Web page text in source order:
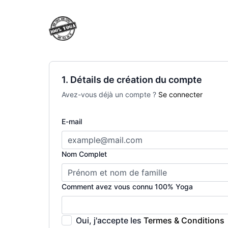
1. Détails de création du compte
Avez-vous déjà un compte ? Se connecter
E-mail
Nom Complet
Comment avez vous connu 100% Yoga
Oui, j'accepte les Termes & Conditions